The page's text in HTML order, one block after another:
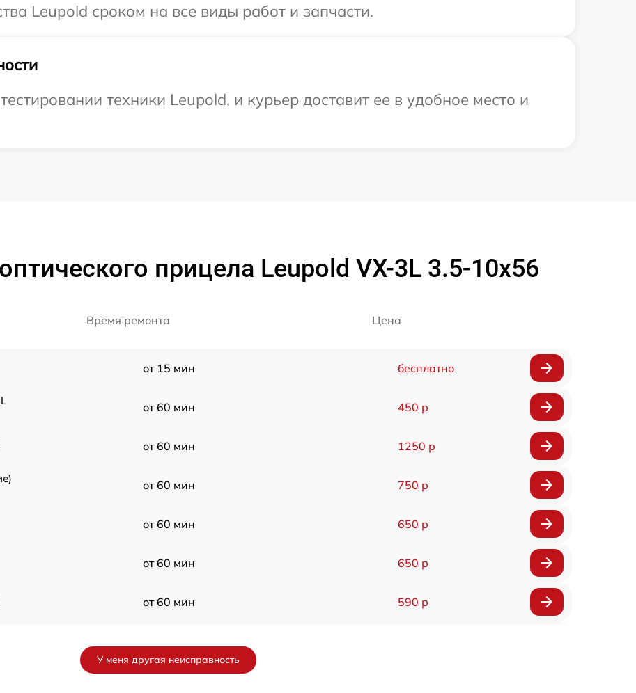
Leupold сроком на все виды работ и запчасти.
техники Leupold, и курьер доставит ее в удобное место и
прицела Leupold VX-3L 3.5-10x56
Время ремонта Цена
от 15 мин бесплатно
от 60 мин 450 р
от 60 мин 1250 р
от 60 мин 750 р
от 60 мин 650 р
от 60 мин 650 р
от 60 мин 590 р
У меня другая неисправность